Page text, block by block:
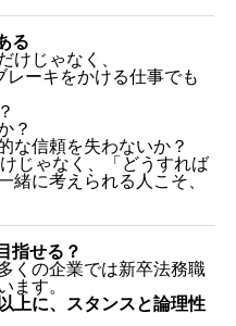
る
けじゃなく、
レーキをかける仕事でも
？
な信頼を失わないか？
じゃなく、「どうすれば
緒に考えられる人こそ、
指せる？
くの企業では新卒法務職
ます。
上に、スタンスと論理性